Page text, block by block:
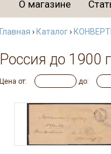
О магазине
Главная › Каталог›
Россия до 1900
Цена от: до: